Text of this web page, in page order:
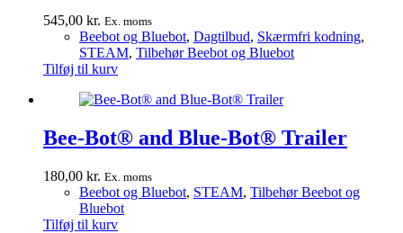
545,00 kr. Ex. moms
Beebot og Bluebot, Dagtilbud, Skærmfri kodning,
STEAM, Tilbehør Beebot og Bluebot
Tilføj til kurv
Bee-Bot® and Blue-Bot® Trailer
180,00 kr. Ex. moms
Beebot og Bluebot, STEAM, Tilbehør Beebot og
Bluebot
Tilføj til kurv